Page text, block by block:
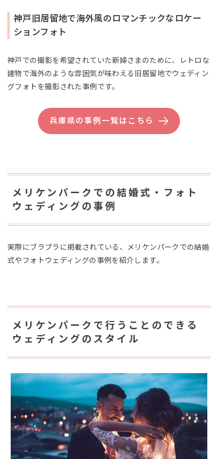
神戸旧居留地で海外風のロマンチックなロケー
ションフォト
神戸での撮影を希望されていた新婦さまのために、レトロな
建物で海外のような雰囲気が味わえる旧居留地でウェディン
グフォトを撮影された事例です。
兵庫県の事例一覧はこちら
メリケンパークでの結婚式・フォト
ウェディングの事例
実際にブラプラに掲載されている、メリケンパークでの結婚
式やフォトウェディングの事例を紹介します。
メリケンパークで行うことのできる
ウェディングのスタイル